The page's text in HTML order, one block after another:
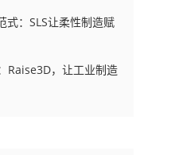
式：SLS让柔性制造赋
Raise3D，让工业制造